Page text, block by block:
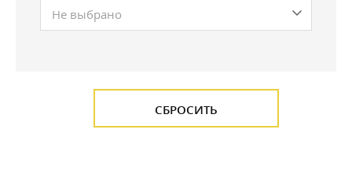
Не выбрано